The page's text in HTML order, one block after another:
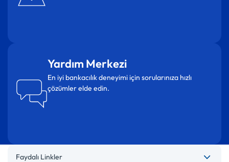
Yardım Merkezi
En iyi bankacılık deneyimi için sorularınıza hızlı
çözümler elde edin.
Faydalı Linkler